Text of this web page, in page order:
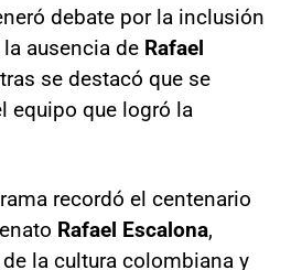
debate por la inclusión
la ausencia de Rafael
se destacó que se
equipo que logró la
recordó el centenario
Rafael Escalona,
la cultura colombiana y